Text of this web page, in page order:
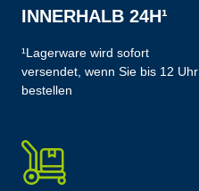
INNERHALB 24H¹
¹Lagerware wird sofort
versendet, wenn Sie bis 12 Uhr
bestellen